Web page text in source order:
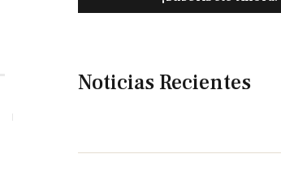
Noticias Recientes